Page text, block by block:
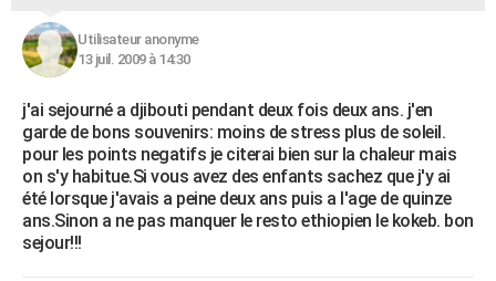
Utilisateur anonyme
13 juil. 2009 à 14:30
j'ai sejourné a djibouti pendant deux fois deux ans. j'en
garde de bons souvenirs: moins de stress plus de soleil.
pour les points negatifs je citerai bien sur la chaleur mais
on s'y habitue.Si vous avez des enfants sachez que j'y ai
été lorsque j'avais a peine deux ans puis a l'age de quinze
ans.Sinon a ne pas manquer le resto ethiopien le kokeb. bon
sejour!!!